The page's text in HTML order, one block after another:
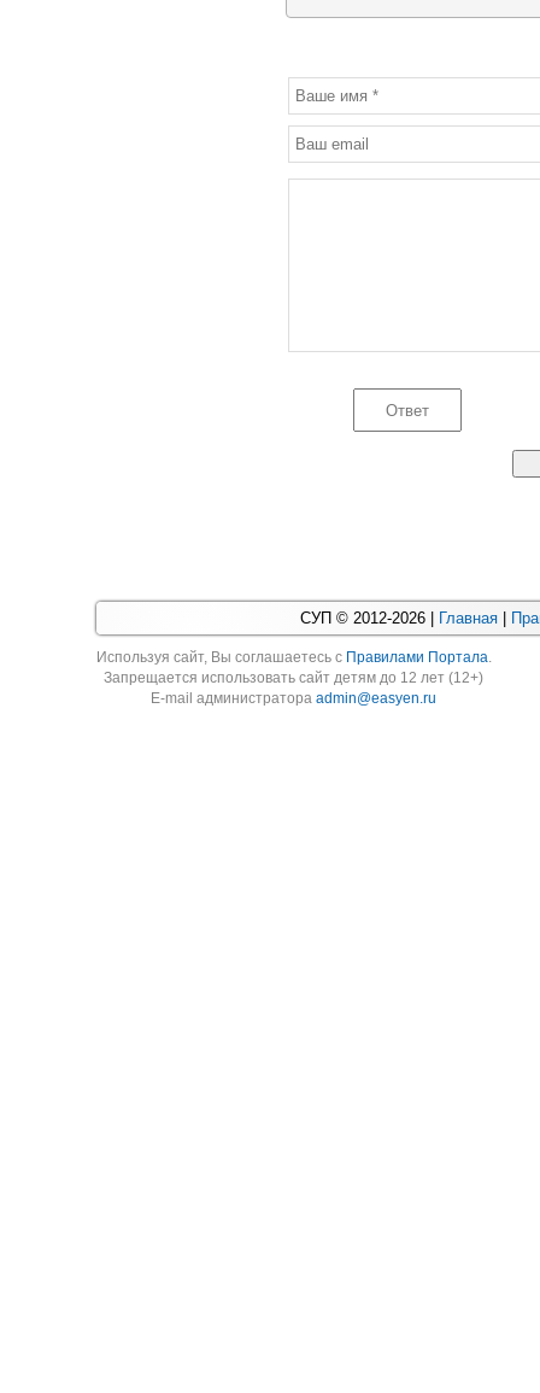
СУП © 2012-2026 | Главная
Используя cайт, Вы соглашаетесь с Правилами Портала.
Запрещается использовать сайт детям до 12 лет (12+)
E-mail администратораadmin@easyen.ru